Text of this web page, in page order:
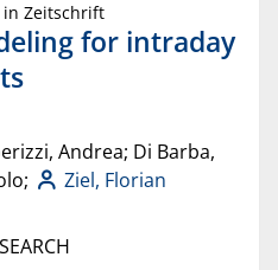
Zeitschrift
for intraday
Andrea; Di Barba,
Ziel, Florian